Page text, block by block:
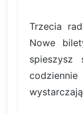
Trzecia
Nowe